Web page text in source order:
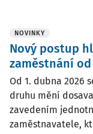
NOVINKY
Nový postup
zaměstnání od
Od 1. dubna 2026
druhu mění
zavedením
zaměstnavatele,